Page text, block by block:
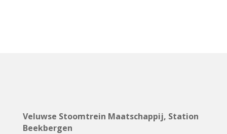
Veluwse Stoomtrein Maatschappij, Station
Beekbergen